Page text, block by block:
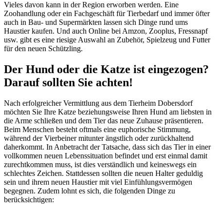
Vieles davon kann in der Region erworben werden. Eine
Zoohandlung oder ein Fachgeschäft für Tierbedarf und immer öfter
auch in Bau- und Supermärkten lassen sich Dinge rund ums
Haustier kaufen. Und auch Online bei Amzon, Zooplus, Fressnapf
usw. gibt es eine riesige Auswahl an Zubehör, Spielzeug und Futter
für den neuen Schützling.
Der Hund oder die Katze ist eingezogen?
Darauf sollten Sie achten!
Nach erfolgreicher Vermittlung aus dem Tierheim Dobersdorf
möchten Sie Ihre Katze beziehungsweise Ihren Hund am liebsten in
die Arme schließen und dem Tier das neue Zuhause präsentieren.
Beim Menschen besteht oftmals eine euphorische Stimmung,
während der Vierbeiner mitunter ängstlich oder zurückhaltend
daherkommt. In Anbetracht der Tatsache, dass sich das Tier in einer
vollkommen neuen Lebenssituation befindet und erst einmal damit
zurechtkommen muss, ist dies verständlich und keineswegs ein
schlechtes Zeichen. Stattdessen sollten die neuen Halter geduldig
sein und ihrem neuen Haustier mit viel Einfühlungsvermögen
begegnen. Zudem lohnt es sich, die folgenden Dinge zu
berücksichtigen: